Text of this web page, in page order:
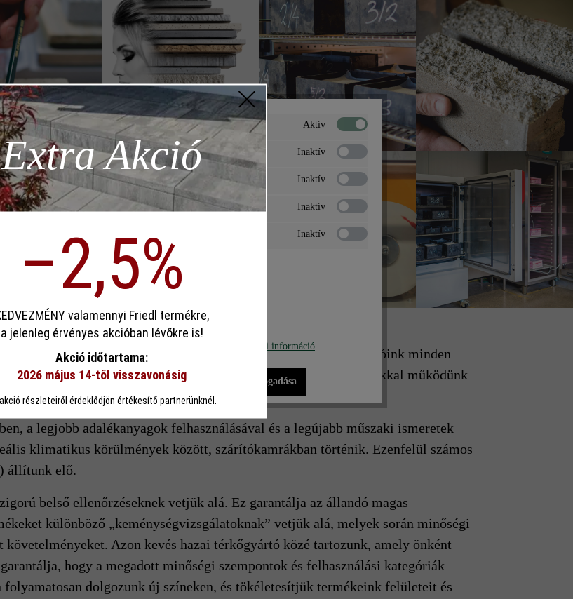
ami már a nyersanyagoknál kezdődik. Tapasztalt munkavállalóink minden
tisztaságát, és próbákat végeznek. Csak jó hírű beszállítókkal működünk
a legjobb adalékanyagok felhasználásával és a legújabb műszaki ismeretek
klimatikus körülmények között, szárítókamrákban történik. Ezenfelül számos
állítunk elő.
belső ellenőrzéseknek vetjük alá. Ez garantálja az állandó magas
különböző „keménységvizsgálatoknak” vetjük alá, melyek során minőségi
Azon kevés hazai térkőgyártó közé tartozunk, amely önként
hogy a megadott minőségi szempontok és felhasználási kategóriák
dolgozunk új színeken, és tökéletesítjük termékeink felületeit és
Aktív
Inaktív
Inaktív
Inaktív
Inaktív
hogy a lehető legjobb funkcionalitást kínálja Önnek... További információ.
Csak funkcionális cookie elfogadása Minden cookie elfogadása
Extra Akció
–2,5%
valamennyi Friedl termékre,
a jelenleg érvényes akcióban lévőkre is!
Akció időtartama:
2026 május 14-től visszavonásig
részleteiről érdeklődjön értékesítő partnerünknél.